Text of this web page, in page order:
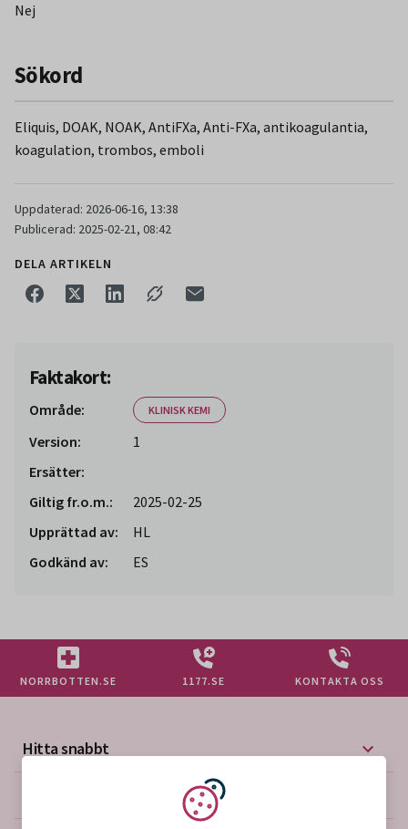
Nej
Sökord
Eliquis, DOAK, NOAK, AntiFXa, Anti-FXa, antikoagulantia,
koagulation, trombos, emboli
Uppdaterad: 2026-06-16, 13:38
Publicerad: 2025-02-21, 08:42
DELA ARTIKELN
Faktakort:
Område: KLINISK KEMI
Version:
1
Ersätter:
Giltig fr.o.m.:
2025-02-25
Upprättad av:
HL
Godkänd av:
ES
NORRBOTTEN.SE 1177.SE KONTAKTA OSS
Hitta snabbt
Mer på vårdgivarwebben
Vi använder kakor